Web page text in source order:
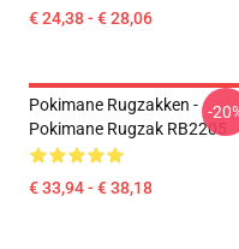
€ 24,38 - € 28,06
Pokimane Rugzakken -
Pokimane Rugzak RB2205
€ 33,94 - € 38,18
-